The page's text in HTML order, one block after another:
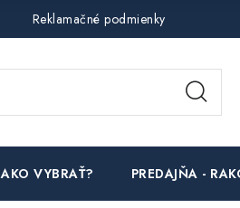
Reklamačné podmienky
AKO VYBRAŤ? PREDAJŇA -